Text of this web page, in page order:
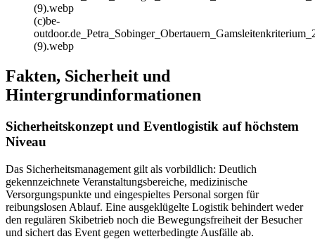
(c)be-
(9).webp
Fakten, Sicherheit und
Hintergrundinformationen
Sicherheitskonzept und Eventlogistik auf höchstem
Niveau
Das Sicherheitsmanagement gilt als vorbildlich: Deutlich
gekennzeichnete Veranstaltungsbereiche, medizinische
Versorgungspunkte und eingespieltes Personal sorgen für
reibungslosen Ablauf. Eine ausgeklügelte Logistik behindert weder
den regulären Skibetrieb noch die Bewegungsfreiheit der Besucher
und sichert das Event gegen wetterbedingte Ausfälle ab.